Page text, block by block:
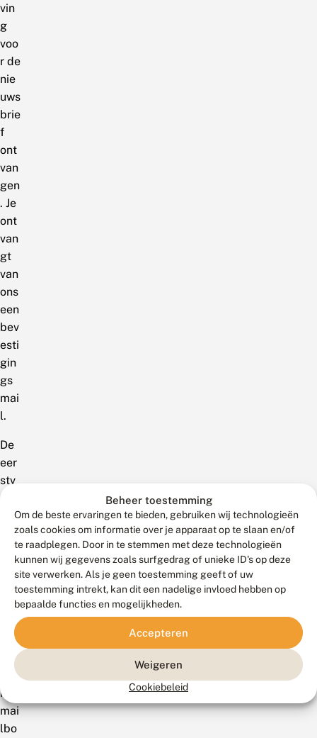
Beheer toestemming
Om de beste ervaringen te bieden, gebruiken wij technologieën
zoals cookies om informatie over je apparaat op te slaan en/of
te raadplegen. Door in te stemmen met deze technologieën
kunnen wij gegevens zoals surfgedrag of unieke ID's op deze
site verwerken. Als je geen toestemming geeft of uw
toestemming intrekt, kan dit een nadelige invloed hebben op
bepaalde functies en mogelijkheden.
Accepteren
Weigeren
Cookiebeleid
vin
g
voo
r de
nie
uws
brie
f
ont
van
gen
. Je
ont
van
gt
van
ons
een
bev
esti
gin
gs
mai
l.
De
eer
stv
olg
end
nie
uws
brie
van
zelf
in je
mai
lbo